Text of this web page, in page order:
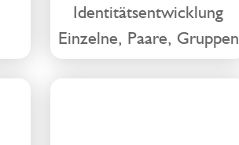
Identitätsentwicklung
Einzelne, Paare, Gruppen